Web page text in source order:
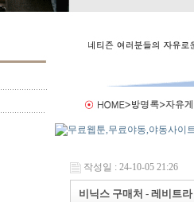
작성일 : 24-10-05 21:26
비닉스 구매처 - 레비트